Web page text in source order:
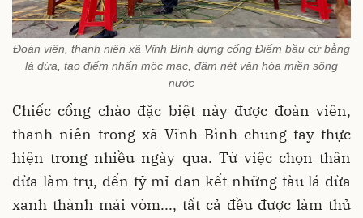
Đoàn viên, thanh niên xã Vĩnh Bình dựng cổng Điểm bầu cử bằng
lá dừa, tạo điểm nhấn mộc mạc, đậm nét văn hóa miền sông
nước
Chiếc cổng chào đặc biệt này được đoàn viên,
thanh niên trong xã Vĩnh Bình chung tay thực
hiện trong nhiều ngày qua. Từ việc chọn thân
dừa làm trụ, đến tỷ mỉ đan kết những tàu lá dừa
xanh thành mái vòm..., tất cả đều được làm thủ